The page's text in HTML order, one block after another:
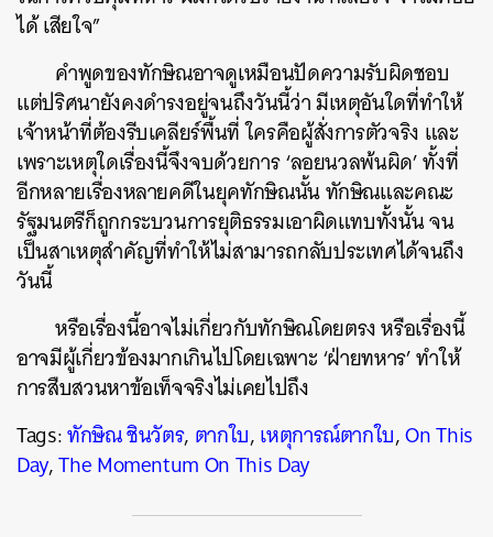
ได้ เสียใจ”
คำพูดของทักษิณอาจดูเหมือนปัดความรับผิดชอบ
แต่ปริศนายังคงดำรงอยู่จนถึงวันนี้ว่า มีเหตุอันใดที่ทำให้
เจ้าหน้าที่ต้องรีบเคลียร์พื้นที่ ใครคือผู้สั่งการตัวจริง และ
เพราะเหตุใดเรื่องนี้จึงจบด้วยการ ‘ลอยนวลพ้นผิด’ ทั้งที่
อีกหลายเรื่องหลายคดีในยุคทักษิณนั้น ทักษิณและคณะ
รัฐมนตรีก็ถูกกระบวนการยุติธรรมเอาผิดแทบทั้งนั้น จน
เป็นสาเหตุสำคัญที่ทำให้ไม่สามารถกลับประเทศได้จนถึง
วันนี้
หรือเรื่องนี้อาจไม่เกี่ยวกับทักษิณโดยตรง หรือเรื่องนี้
อาจมีผู้เกี่ยวข้องมากเกินไปโดยเฉพาะ ‘ฝ่ายทหาร’ ทำให้
การสืบสวนหาข้อเท็จจริงไม่เคยไปถึง
Tags:ทักษิณ ชินวัตร, ตากใบ,เหตุการณ์ตากใบ,On This
Day,The Momentum On This Day